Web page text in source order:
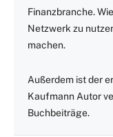
Finanzbranche.
Netzwerk zu
machen.
Außerdem ist der
Kaufmann Autor
Buchbeiträge.